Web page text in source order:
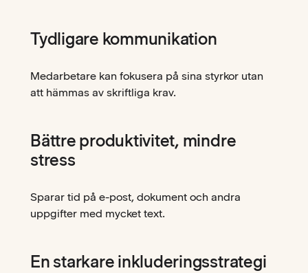
Tydligare kommunikation
Medarbetare kan fokusera på sina styrkor utan
att hämmas av skriftliga krav.
Bättre produktivitet, mindre
stress
Sparar tid på e-post, dokument och andra
uppgifter med mycket text.
En starkare inkluderingsstrategi